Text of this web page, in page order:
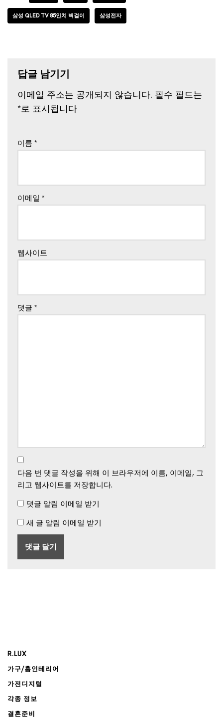
삼성 QLED TV 85인치 벽걸이 삼성전자
답글 남기기
이메일 주소는 공개되지 않습니다. 필수 필드는
*로 표시됩니다
이름 *
이메일 *
웹사이트
댓글 *
다음 번 댓글 작성을 위해 이 브라우저에 이름, 이메일, 그
리고 웹사이트를 저장합니다.
댓글 알림 이메일 받기
새 글 알림 이메일 받기
R.LUX
가구/홈인테리어
가전디지털
각종 정보
결혼준비